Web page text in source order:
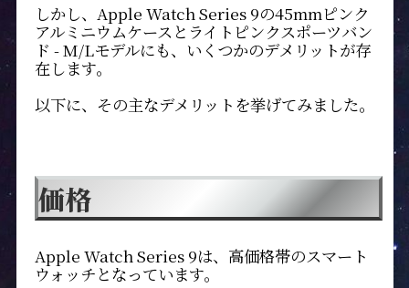
しかし、Apple Watch Series 9の45mmピンク
アルミニウムケースとライトピンクスポーツバン
ド - M/Lモデルにも、いくつかのデメリットが存
在します。
以下に、その主なデメリットを挙げてみました。
価格
Apple Watch Series 9は、高価格帯のスマート
ウォッチとなっています。